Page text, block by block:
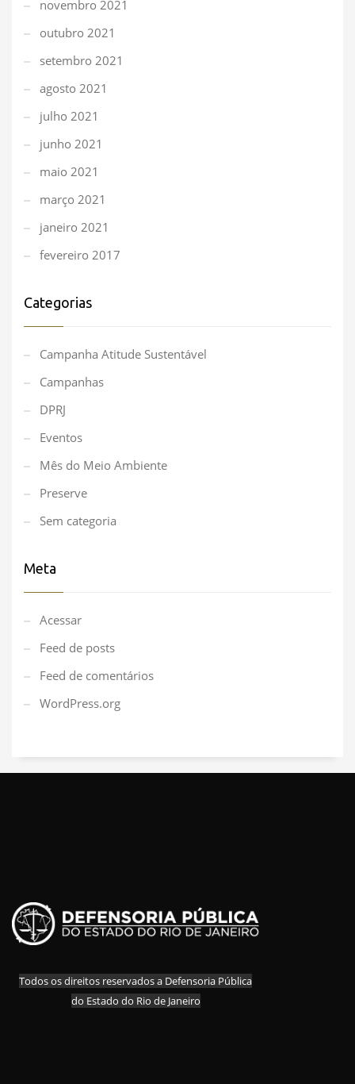
novembro 2021
outubro 2021
setembro 2021
agosto 2021
julho 2021
junho 2021
maio 2021
março 2021
janeiro 2021
fevereiro 2017
Categorias
Campanha Atitude Sustentável
Campanhas
DPRJ
Eventos
Mês do Meio Ambiente
Preserve
Sem categoria
Meta
Acessar
Feed de posts
Feed de comentários
WordPress.org
Todos os direitos reservados a Defensoria Pública
do Estado do Rio de Janeiro